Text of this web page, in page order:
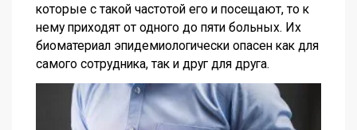
которые с такой частотой его и посещают, то к
нему приходят от одного до пяти больных. Их
биоматериал эпидемиологически опасен как для
самого сотрудника, так и друг для друга.